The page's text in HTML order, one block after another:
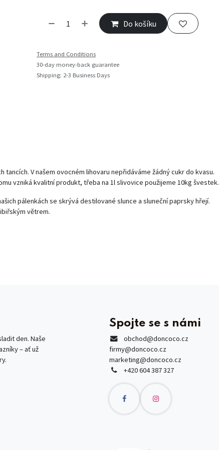
Do košíku
Terms and Conditions
30-day money-back guarantee
Shipping: 2-3 Business Days
V našem ovocném lihovaru nepřidáváme žádný cukr do kvasu.
vzniká kvalitní produkt, třeba na 1l slivovice použijeme 10kg švestek.
pálenkách se skrývá destilované slunce a sluneční paprsky hřejí.
větrem.
den. Naše
– ať už
Spojte se s námi
obchod@doncoco.cz
firmy@doncoco.cz
marketing@doncoco.cz
+420 604 387 327